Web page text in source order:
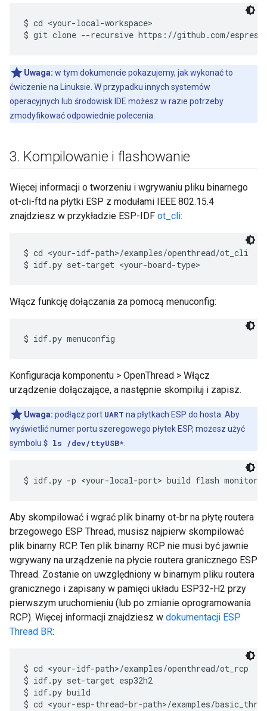
$ cd <your-local-workspace>
Uwaga: w tym dokumencie pokazujemy, jak wykonać to
ćwiczenie na Linuksie. W przypadku innych systemów
operacyjnych lub środowisk IDE możesz w razie potrzeby
zmodyfikować odpowiednie polecenia.
3. Kompilowanie i flashowanie
Więcej informacji o tworzeniu i wgrywaniu pliku binarnego
ot-cli-ftd na płytki ESP z modułami IEEE 802.15.4
znajdziesz w przykładzie ESP-IDF ot_cli:
$ cd <your-idf-path>/examples/openthread/ot_cli
Włącz funkcję dołączania za pomocą menuconfig:
Konfiguracja komponentu > OpenThread > Włącz
urządzenie dołączające, a następnie skompiluj i zapisz.
Uwaga: podłącz port UART na płytkach ESP do hosta. Aby
wyświetlić numer portu szeregowego płytek ESP, możesz użyć
symbolu $ ls /dev/ttyUSB*
Aby skompilować i wgrać plik binarny ot-br na płytę routera
brzegowego ESP Thread, musisz najpierw skompilować
plik binarny RCP. Ten plik binarny RCP nie musi być jawnie
wgrywany na urządzenie na płycie routera granicznego ESP
Thread. Zostanie on uwzględniony w binarnym pliku routera
granicznego i zapisany w pamięci układu ESP32-H2 przy
pierwszym uruchomieniu (lub po zmianie oprogramowania
RCP). Więcej informacji znajdziesz w dokumentacji ESP
Thread BR:
$ cd <your-idf-path>/examples/openthread/ot_rcp
$ idf.py set-target esp32h2
$ idf.py build
$ cd <your-esp-thread-br-path>/examples/